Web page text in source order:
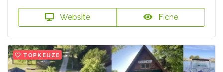
Website Fiche
TOPKEUZE